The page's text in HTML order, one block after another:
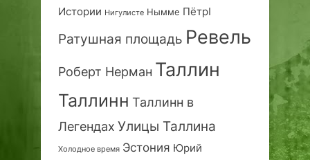
Истории Нигулисте Нымме ПётрI
Ратушная площадь Ревель
Роберт Нерман Таллин
Таллинн Таллинн в
Легендах Улицы Таллина
Холодное время Эстония Юрий